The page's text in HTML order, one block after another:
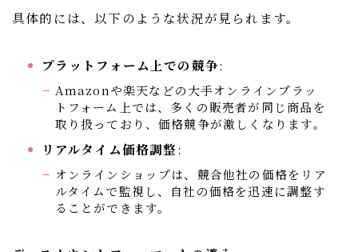
具体的には、以下のような状況が見られます。
プラットフォーム上での競争:
Amazonや楽天などの大手オンラインプラッ
トフォーム上では、多くの販売者が同じ商品を
取り扱っており、価格競争が激しくなります。
リアルタイム価格調整:
オンラインショップは、競合他社の価格をリア
ルタイムで監視し、自社の価格を迅速に調整す
ることができます。